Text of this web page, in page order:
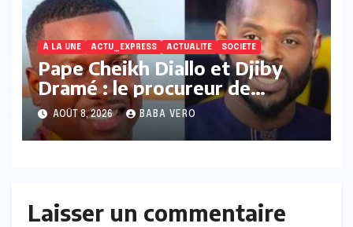
À LA UNE ACTU_EXPRESS ACTUALITE SOCIETE
Pape Cheikh Diallo et Djiby
Dramé : le procureur de
Pikine-Guédiawaye conteste
la décision en appel
AOÛT 8, 2026 BABA VERO
Laisser un commentaire